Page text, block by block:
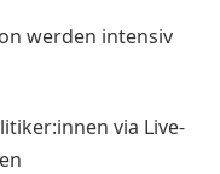
werden intensiv
via Live-